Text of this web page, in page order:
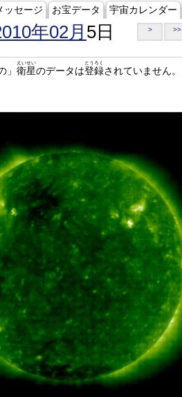
ッセージ お宝データ 宇宙カレンダー
年02月 5日 > >>
」 衛星
えいせい
のデータは登録
とうろく
されていません。